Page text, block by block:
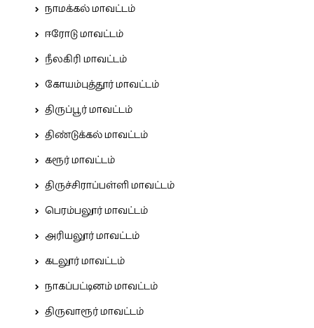
நாமக்கல் மாவட்டம்
ஈரோடு மாவட்டம்
நீலகிரி மாவட்டம்
கோயம்புத்தூர் மாவட்டம்
திருப்பூர் மாவட்டம்
திண்டுக்கல் மாவட்டம்
கரூர் மாவட்டம்
திருச்சிராப்பள்ளி மாவட்டம்
பெரம்பலூர் மாவட்டம்
அரியலூர் மாவட்டம்
கடலூர் மாவட்டம்
நாகப்பட்டினம் மாவட்டம்
திருவாரூர் மாவட்டம்